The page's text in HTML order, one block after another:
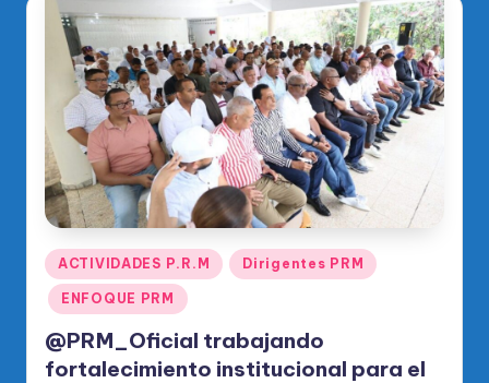
Publicado
en
ACTIVIDADES P.R.M Dirigentes PRM
ENFOQUE PRM
@PRM_Oficial trabajando
fortalecimiento institucional para el